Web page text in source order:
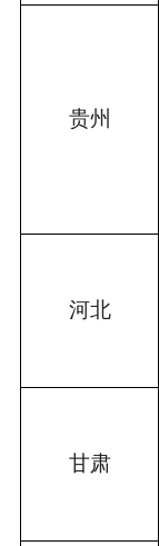
贵州
河北
甘肃